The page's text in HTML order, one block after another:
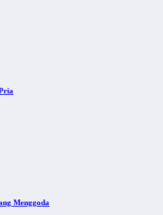
Menggoda